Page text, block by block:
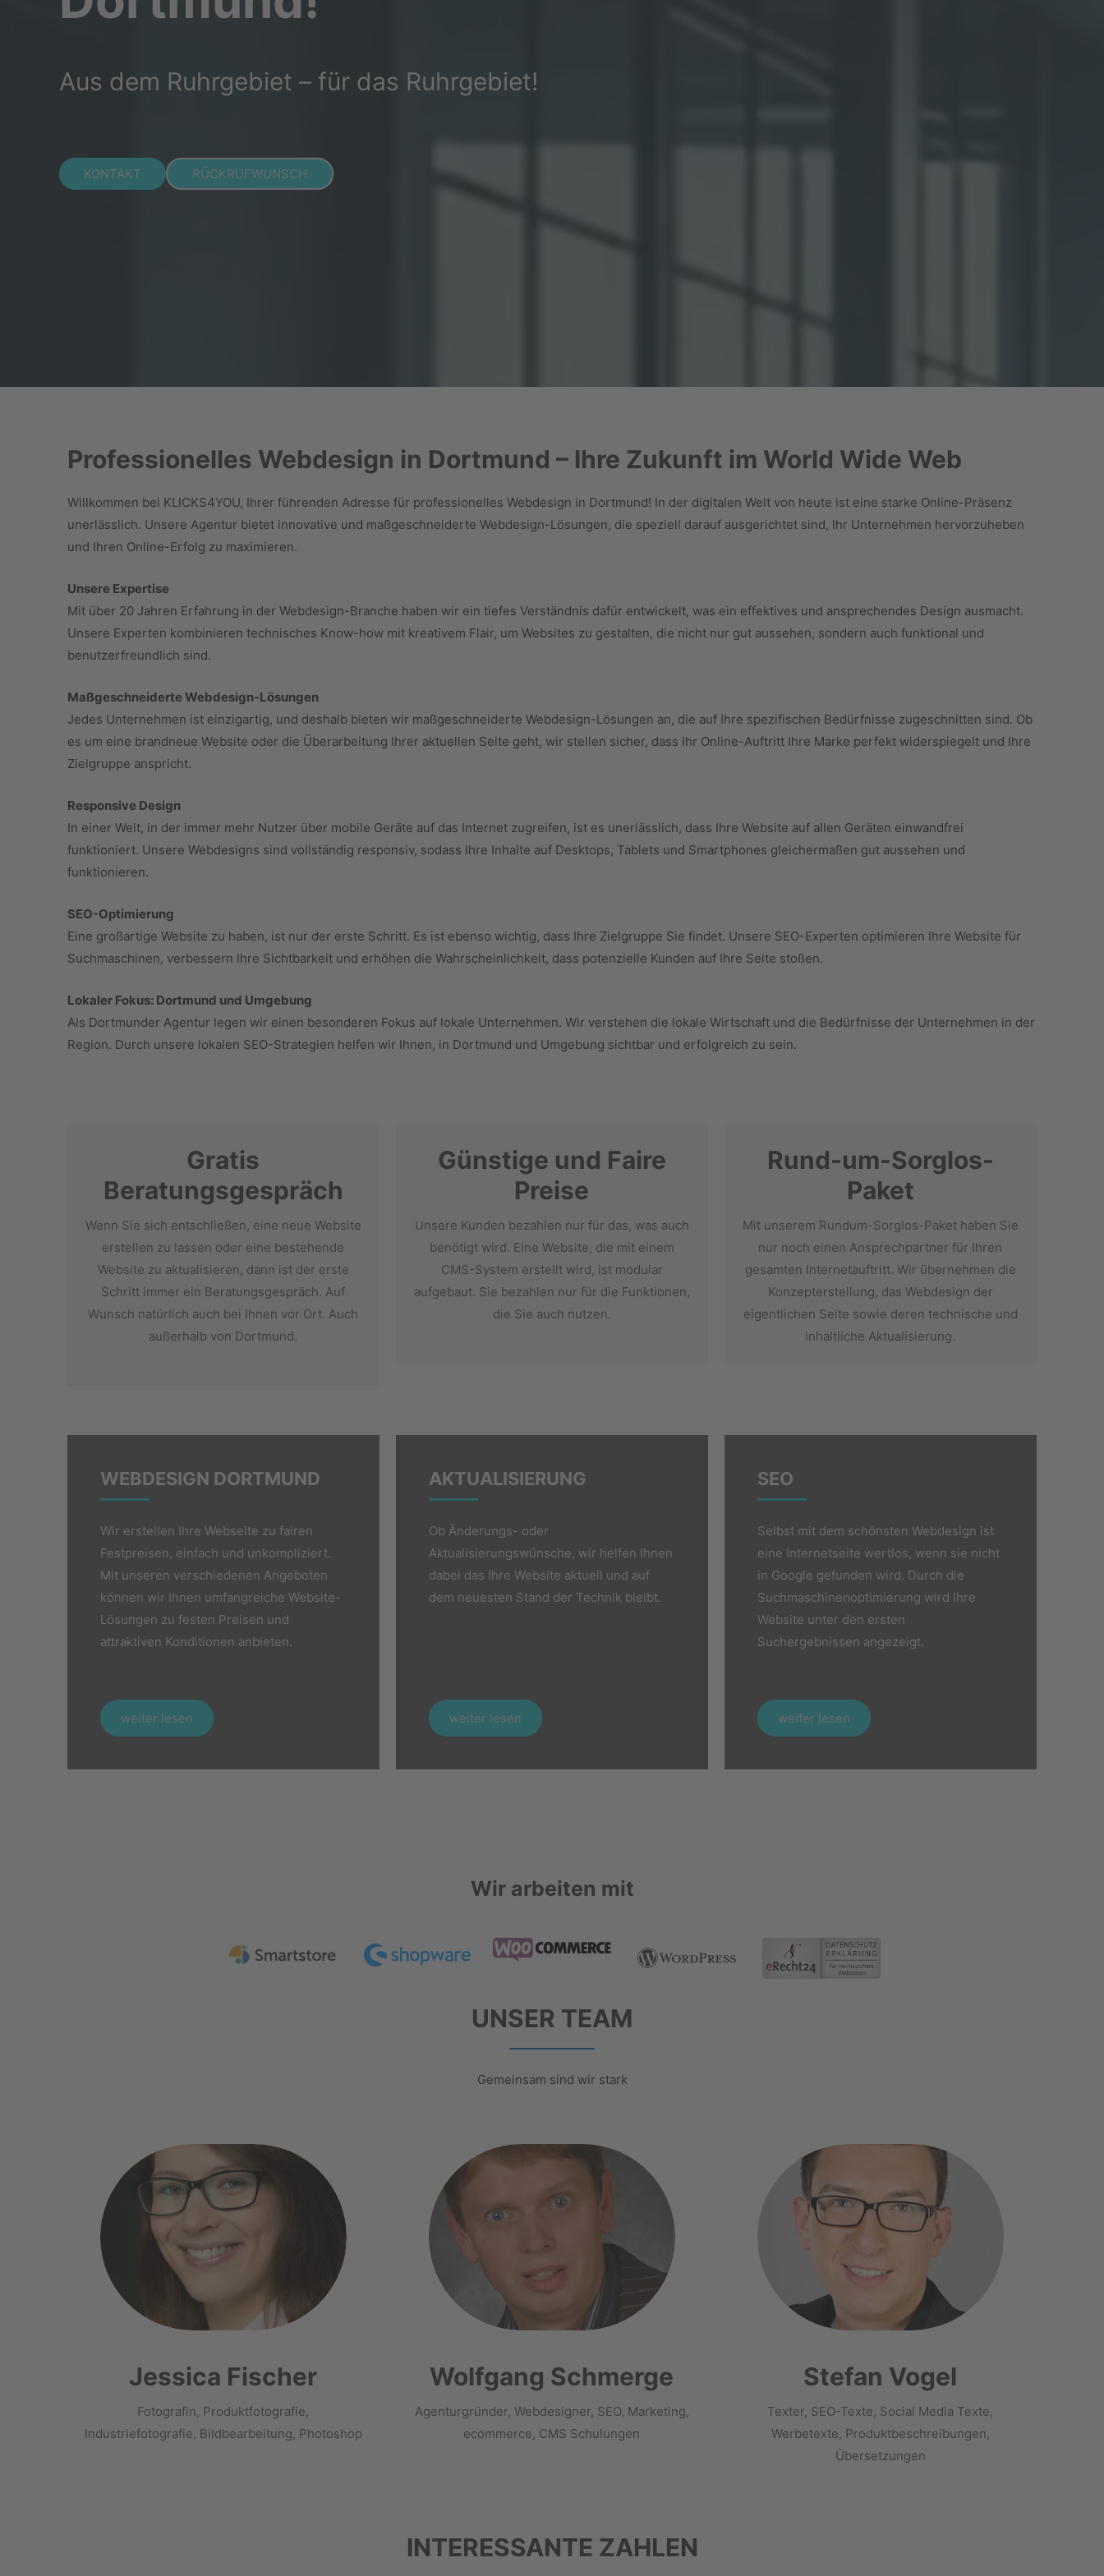
Aus dem Ruhrgebiet – für das Ruhrgebiet!
KONTAKT RÜCKRUFWUNSCH
Professionelles Webdesign in Dortmund – Ihre Zukunft im World Wide Web
Willkommen bei KLICKS4YOU, Ihrer führenden Adresse für professionelles Webdesign in Dortmund! In der digitalen Welt von heute ist eine starke Online-Präsenz
unerlässlich. Unsere Agentur bietet innovative und maßgeschneiderte Webdesign-Lösungen, die speziell darauf ausgerichtet sind, Ihr Unternehmen hervorzuheben
und Ihren Online-Erfolg zu maximieren.
Unsere Expertise
Mit über 20 Jahren Erfahrung in der Webdesign-Branche haben wir ein tiefes Verständnis dafür entwickelt, was ein effektives und ansprechendes Design ausmacht.
Unsere Experten kombinieren technisches Know-how mit kreativem Flair, um Websites zu gestalten, die nicht nur gut aussehen, sondern auch funktional und
benutzerfreundlich sind.
Maßgeschneiderte Webdesign-Lösungen
Jedes Unternehmen ist einzigartig, und deshalb bieten wir maßgeschneiderte Webdesign-Lösungen an, die auf Ihre spezifischen Bedürfnisse zugeschnitten sind. Ob
es um eine brandneue Website oder die Überarbeitung Ihrer aktuellen Seite geht, wir stellen sicher, dass Ihr Online-Auftritt Ihre Marke perfekt widerspiegelt und Ihre
Zielgruppe anspricht.
Responsive Design
In einer Welt, in der immer mehr Nutzer über mobile Geräte auf das Internet zugreifen, ist es unerlässlich, dass Ihre Website auf allen Geräten einwandfrei
funktioniert. Unsere Webdesigns sind vollständig responsiv, sodass Ihre Inhalte auf Desktops, Tablets und Smartphones gleichermaßen gut aussehen und
funktionieren.
SEO-Optimierung
Eine großartige Website zu haben, ist nur der erste Schritt. Es ist ebenso wichtig, dass Ihre Zielgruppe Sie findet. Unsere SEO-Experten optimieren Ihre Website für
Suchmaschinen, verbessern Ihre Sichtbarkeit und erhöhen die Wahrscheinlichkeit, dass potenzielle Kunden auf Ihre Seite stoßen.
Lokaler Fokus: Dortmund und Umgebung
Als Dortmunder Agentur legen wir einen besonderen Fokus auf lokale Unternehmen. Wir verstehen die lokale Wirtschaft und die Bedürfnisse der Unternehmen in der
Region. Durch unsere lokalen SEO-Strategien helfen wir Ihnen, in Dortmund und Umgebung sichtbar und erfolgreich zu sein.
Gratis
Beratungsgespräch
Wenn Sie sich entschließen, eine neue Website
erstellen zu lassen oder eine bestehende
Website zu aktualisieren, dann ist der erste
Schritt immer ein Beratungsgespräch. Auf
Wunsch natürlich auch bei Ihnen vor Ort. Auch
außerhalb von Dortmund.
Günstige und Faire
Preise
Unsere Kunden bezahlen nur für das, was auch
benötigt wird. Eine Website, die mit einem
CMS-System erstellt wird, ist modular
aufgebaut. Sie bezahlen nur für die Funktionen,
die Sie auch nutzen.
Rund-um-Sorglos-
Paket
Mit unserem Rundum-Sorglos-Paket haben Sie
nur noch einen Ansprechpartner für Ihren
gesamten Internetauftritt. Wir übernehmen die
Konzepterstellung, das Webdesign der
eigentlichen Seite sowie deren technische und
inhaltliche Aktualisierung.
WEBDESIGN​ DORTMUND
Wir erstellen Ihre Webseite zu fairen
Festpreisen, einfach und unkompliziert.
Mit unseren verschiedenen Angeboten
können wir Ihnen umfangreiche Website-
Lösungen zu festen Preisen und
attraktiven Konditionen anbieten.
weiter lesen
AKTUALISIERUNG​
Ob Änderungs- oder
Aktualisierungswünsche, wir helfen Ihnen
dabei das Ihre Website aktuell und auf
dem neuesten Stand der Technik bleibt.
weiter lesen
SEO​
Selbst mit dem schönsten Webdesign ist
eine Internetseite wertlos, wenn sie nicht
in Google gefunden wird. Durch die
Suchmaschinenoptimierung wird Ihre
Website unter den ersten
Suchergebnissen angezeigt.
weiter lesen
Wir arbeiten mit
UNSER TEAM
Gemeinsam sind wir stark
Jessica Fischer
Fotografin, Produktfotografie,
Industriefotografie, Bildbearbeitung, Photoshop
Wolfgang Schmerge
Agenturgründer, Webdesigner, SEO, Marketing,
ecommerce, CMS Schulungen
Stefan Vogel
Texter, SEO-Texte, Social Media Texte,
Werbetexte, Produktbeschreibungen,
Übersetzungen
INTERESSANTE ZAHLEN